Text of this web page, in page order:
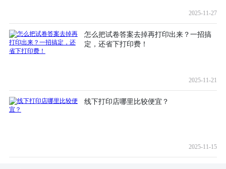
2025-11-27
怎么把试卷答案去掉再打印出来？一招搞
定，还省下打印费！
2025-11-21
线下打印店哪里比较便宜？
2025-11-15